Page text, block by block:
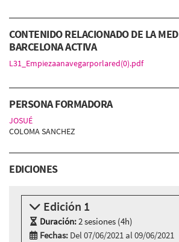
CONTENIDO RELACIONADO DE LA
BARCELONA ACTIVA
L31_Empiezaanavegarporlared(0).pdf
PERSONA FORMADORA
JOSUÉ
COLOMA SANCHEZ
EDICIONES
Edición 1
Duración:2 sesiones (4h)
Fechas: Del 07/06/2021 al 09/06/2021